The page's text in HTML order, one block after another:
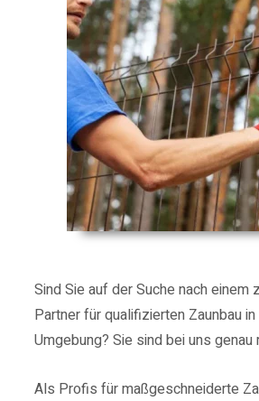
Sind Sie auf der Suche nach einem
Partner für qualifizierten Zaunbau
Umgebung? Sie sind bei uns genau
Als Profis für maßgeschneiderte